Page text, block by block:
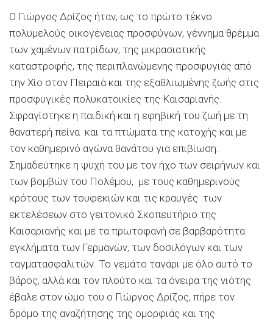
Ο Γιώργος Δρίζος ήταν, ως το πρώτο τέκνο
πολυμελούς οικογένειας προσφύγων, γέννημα θρέμμα
των χαμένων πατρίδων, της μικρασιατικής
καταστροφής, της περιπλανώμενης προσφυγιάς από
την Χίο στον Πειραιά και της εξαθλιωμένης ζωής στις
προσφυγικές πολυκατοικίες της Καισαριανής.
Σφραγίστηκε η παιδική και η εφηβική του ζωή με τη
θανατερή πείνα και τα πτώματα της κατοχής και με
τον καθημερινό αγώνα θανάτου για επιβίωση.
Σημαδεύτηκε η ψυχή του με τον ήχο των σειρήνων και
των βομβών του Πολέμου, με τους καθημερινούς
κρότους των τουφεκιών και τις κραυγές των
εκτελέσεων στο γειτονικό Σκοπευτήριο της
Καισαριανής και με τα πρωτοφανή σε βαρβαρότητα
εγκλήματα των Γερμανών, των δοσιλόγων και των
ταγματασφαλιτών. Το γεμάτο ταγάρι με όλο αυτό το
βάρος, αλλά και τον πλούτο και τα όνειρα της νιότης
έβαλε στον ώμο του ο Γιώργος Δρίζος, πήρε τον
δρόμο της αναζήτησης της ομορφιάς και της